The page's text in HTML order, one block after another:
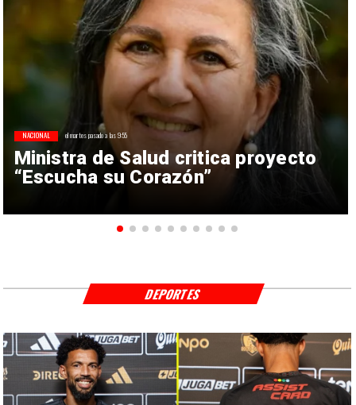
Ministra de Salud critica proyecto
“Escucha su Corazón”
NACIONAL el martes pasado a las 9:55
DEPORTES